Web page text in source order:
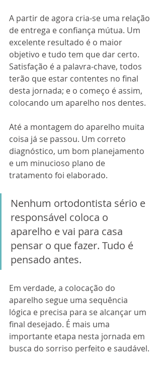
A partir de agora cria-se uma relação
de entrega e confiança mútua. Um
excelente resultado é o maior
objetivo e tudo tem que dar certo.
Satisfação é a palavra-chave, todos
terão que estar contentes no final
desta jornada; e o começo é assim,
colocando um aparelho nos dentes.
Até a montagem do aparelho muita
coisa já se passou. Um correto
diagnóstico, um bom planejamento
e um minucioso plano de
tratamento foi elaborado.
Nenhum ortodontista sério e
responsável coloca o
aparelho e vai para casa
pensar o que fazer. Tudo é
pensado antes.
Em verdade, a colocação do
aparelho segue uma sequência
lógica e precisa para se alcançar um
final desejado. É mais uma
importante etapa nesta jornada em
busca do sorriso perfeito e saudável.